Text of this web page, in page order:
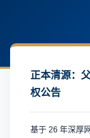
正本清源：
权公告
基于 26 年深厚